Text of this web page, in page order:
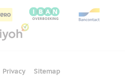
Privacy Sitemap